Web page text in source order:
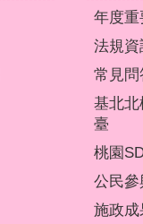
年度
法規資
常見問
基北
臺
桃園
公民參
施政成